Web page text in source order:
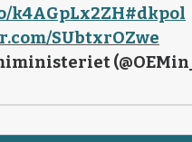
k4AGpLx2ZH#dkpol
SUbtxrOZwe